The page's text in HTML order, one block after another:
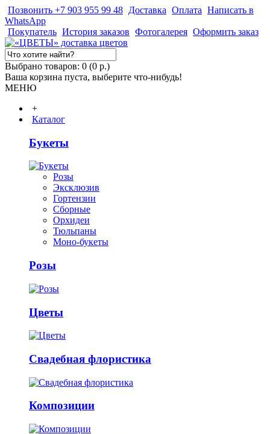
Позвонить +7 903 955 99 48 Доставка Оплата Написать в
WhatsApp
Покупатель История заказов Фотогалерея Оформить заказ
Выбрано товаров: 0 (0 р.)
Ваша корзина пуста, выберите что-нибудь!
МЕНЮ
+
Каталог
Букеты
Розы
Эксклюзив
Гортензии
Сборные
Орхидеи
Тюльпаны
Моно-букеты
Розы
Цветы
Свадебная флористика
Композиции